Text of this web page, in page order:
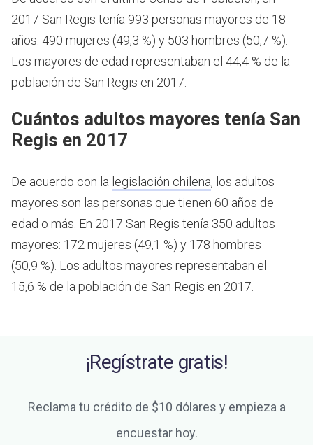
2017 San Regis tenía 993 personas mayores de 18
años: 490 mujeres (49,3 %) y 503 hombres (50,7 %).
Los mayores de edad representaban el 44,4 % de la
población de San Regis en 2017.
Cuántos adultos mayores tenía San
Regis en 2017
De acuerdo con la legislación chilena, los adultos
mayores son las personas que tienen 60 años de
edad o más. En 2017 San Regis tenía 350 adultos
mayores: 172 mujeres (49,1 %) y 178 hombres
(50,9 %). Los adultos mayores representaban el
15,6 % de la población de San Regis en 2017.
¡Regístrate gratis!
Reclama tu crédito de $10 dólares y empieza a
encuestar hoy.